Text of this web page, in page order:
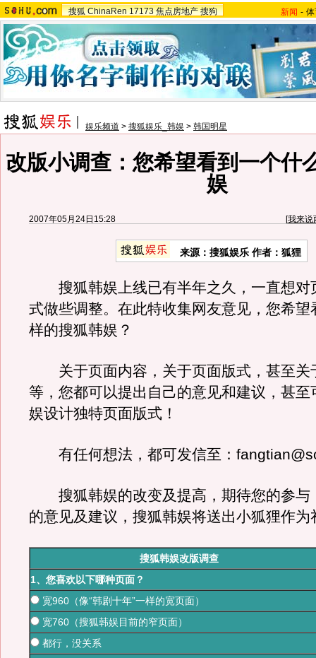
搜狐 ChinaRen 17173 焦点房地产 搜狗 新闻 -
娱乐频道 > 搜狐娱乐_韩娱 > 韩国明星
改版小调查：您希望看到一个什
娱
2007年05月24日15:28 [我来说
来源：搜狐娱乐 作者：狐狸
搜狐韩娱上线已有半年之久，一直想对
式做些调整。在此特收集网友意见，您希望
样的搜狐韩娱？
关于页面内容，关于页面版式，甚至关
等，您都可以提出自己的意见和建议，甚至
娱设计独特页面版式！
有任何想法，都可发信至：
搜狐韩娱的改变及提高，期待您的参与
的意见及建议，搜狐韩娱将送出小狐狸作为
搜狐韩娱改版调查
1、您喜欢以下哪种页面？
宽960（像“韩剧十年”一样的宽页面）
宽760（搜狐韩娱目前的窄页面）
都行，没关系